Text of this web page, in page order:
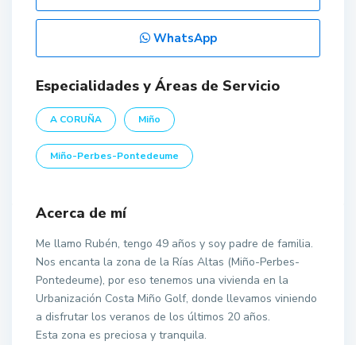
WhatsApp
Especialidades y Áreas de Servicio
A CORUÑA Miño
Miño-Perbes-Pontedeume
Acerca de mí
Me llamo Rubén, tengo 49 años y soy padre de familia.
Nos encanta la zona de la Rías Altas (Miño-Perbes-
Pontedeume), por eso tenemos una vivienda en la
Urbanización Costa Miño Golf, donde llevamos viniendo
a disfrutar los veranos de los últimos 20 años.
Esta zona es preciosa y tranquila.